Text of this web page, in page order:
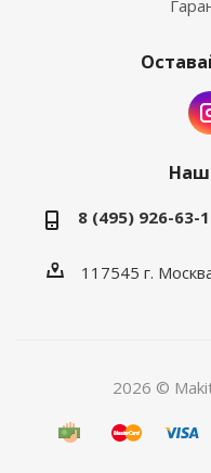
8 (495) 926-63-
117545 г.
2026 ©